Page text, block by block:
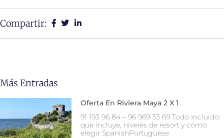
Compartir:
Más Entradas
Oferta En Riviera Maya 2 X 1
91 193 96 84 – 96 969 33 69 Todo Incluido:
qué incluye, niveles de resort y cómo
elegir SpanishPortuguese